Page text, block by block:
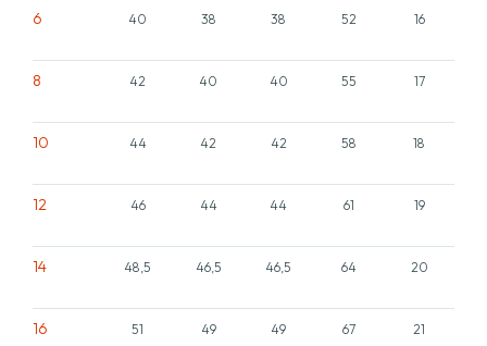
6 40 38 38 52 16
8 42 40 40 55 17
10 44 42 42 58 18
12 46 44 44 61 19
14 48,5 46,5 46,5 64 20
16 51 49 49 67 21